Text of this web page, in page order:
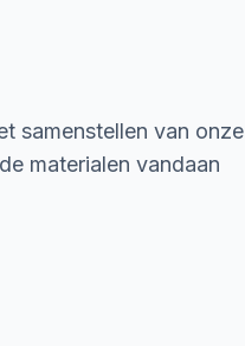
samenstellen van onze
materialen vandaan